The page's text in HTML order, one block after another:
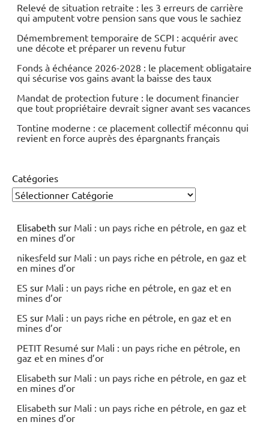
Relevé de situation retraite : les 3 erreurs de carrière
qui amputent votre pension sans que vous le sachiez
Démembrement temporaire de SCPI : acquérir avec
une décote et préparer un revenu futur
Fonds à échéance 2026-2028 : le placement obligataire
qui sécurise vos gains avant la baisse des taux
Mandat de protection future : le document financier
que tout propriétaire devrait signer avant ses vacances
Tontine moderne : ce placement collectif méconnu qui
revient en force auprès des épargnants français
Catégories
Elisabeth sur Mali : un pays riche en pétrole, en gaz et
en mines d’or
nikesfeld sur Mali : un pays riche en pétrole, en gaz et
en mines d’or
ES sur Mali : un pays riche en pétrole, en gaz et en
mines d’or
ES sur Mali : un pays riche en pétrole, en gaz et en
mines d’or
PETIT Resumé sur Mali : un pays riche en pétrole, en
gaz et en mines d’or
Elisabeth sur Mali : un pays riche en pétrole, en gaz et
en mines d’or
Elisabeth sur Mali : un pays riche en pétrole, en gaz et
en mines d’or